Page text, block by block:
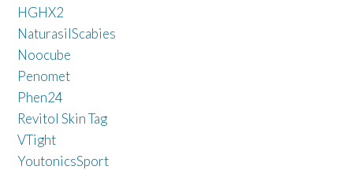
HGHX2
NaturasilScabies
Noocube
Penomet
Phen24
Revitol Skin Tag
VTight
YoutonicsSport